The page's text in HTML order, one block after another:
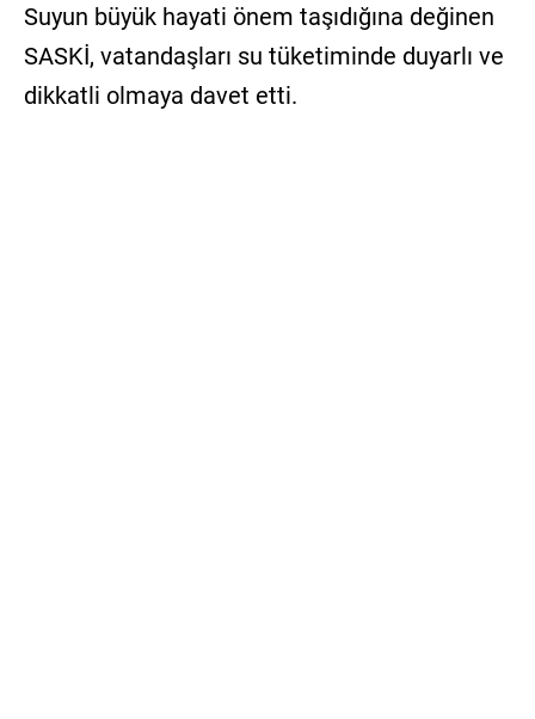
Suyun büyük hayati önem taşıdığına değinen
SASKİ, vatandaşları su tüketiminde duyarlı ve
dikkatli olmaya davet etti.